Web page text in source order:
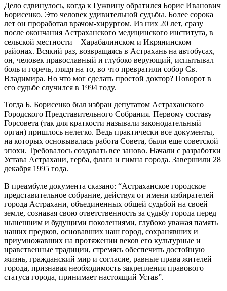
Дело сдвинулось, когда к Гужвину обратился Борис Иванович
Борисенко. Это человек удивительной судьбы. Более сорока
лет он проработал врачом-хирургом. Из них 20 лет, сразу
после окончания Астраханского медицинского института, в
сельской местности – Харабалинском и Икрянинском
районах. Всякий раз, возвращаясь в Астрахань на автобусах,
он, человек православный и глубоко верующий, испытывал
боль и горечь, глядя на то, во что превратили собор Св.
Владимира. Но что мог сделать простой доктор? Поворот в
его судьбе случился в 1994 году.
Тогда Б. Борисенко был избран депутатом Астраханского
Городского Представительного Собрания. Первому составу
Горсовета (так для краткости называли законодательный
орган) пришлось нелегко. Ведь практически все документы,
на которых основывалась работа Совета, были еще советской
эпохи. Требовалось создавать все заново. Начали с разработки
Устава Астрахани, герба, флага и гимна города. Завершили 28
декабря 1995 года.
В преамбуле документа сказано: “Астраханское городское
представительное собрание, действуя от имени избирателей
города Астрахани, объединенных общей судьбой на своей
земле, сознавая свою ответственность за судьбу города перед
нынешним и будущими поколениями, глубоко уважая память
наших предков, основавших наш город, сохранявших и
приумножавших на протяжении веков его культурные и
нравственные традиции, стремясь обеспечить достойную
жизнь, гражданский мир и согласие, равные права жителей
города, признавая необходимость закрепления правового
статуса города, принимает настоящий Устав”.